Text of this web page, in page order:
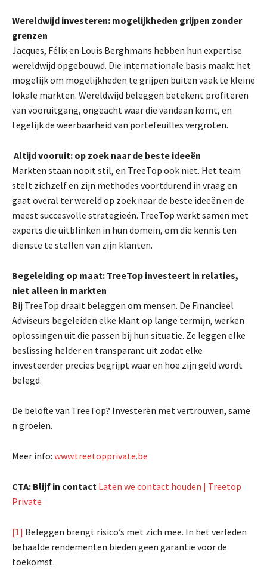
Wereldwijd investeren: mogelijkheden grijpen zonder
grenzen
Jacques, Félix en Louis Berghmans hebben hun expertise
wereldwijd opgebouwd. Die internationale basis maakt het
mogelijk om mogelijkheden te grijpen buiten vaak te kleine
lokale markten. Wereldwijd beleggen betekent profiteren
van vooruitgang, ongeacht waar die vandaan komt, en
tegelijk de weerbaarheid van portefeuilles vergroten.
Altijd vooruit: op zoek naar de beste ideeën
Markten staan nooit stil, en TreeTop ook niet. Het team
stelt zichzelf en zijn methodes voortdurend in vraag en
gaat overal ter wereld op zoek naar de beste ideeën en de
meest succesvolle strategieën. TreeTop werkt samen met
experts die uitblinken in hun domein, om die kennis ten
dienste te stellen van zijn klanten.
Begeleiding op maat: TreeTop investeert in relaties,
niet alleen in markten
Bij TreeTop draait beleggen om mensen. De Financieel
Adviseurs begeleiden elke klant op lange termijn, werken
oplossingen uit die passen bij hun situatie. Ze leggen elke
beslissing helder en transparant uit zodat elke
investeerder precies begrijpt waar en hoe zijn geld wordt
belegd.
De belofte van TreeTop? Investeren met vertrouwen, same
n groeien.
Meer info: www.treetopprivate.be
CTA: Blijf in contact Laten we contact houden | Treetop
Private
[1] Beleggen brengt risico’s met zich mee. In het verleden
behaalde rendementen bieden geen garantie voor de
toekomst.